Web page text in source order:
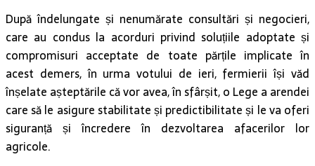
După îndelungate și nenumărate consultări și negocieri,
care au condus la acorduri privind soluțiile adoptate și
compromisuri acceptate de toate părțile implicate în
acest demers, în urma votului de ieri, fermierii își văd
înșelate așteptările că vor avea, în sfârșit, o Lege a arendei
care să le asigure stabilitate și predictibilitate și le va oferi
siguranță și încredere în dezvoltarea afacerilor lor
agricole.